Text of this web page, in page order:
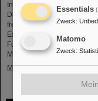
Informationsstand im
Darmstadt. Die Nachfrage
frequentiert. Die großen und
Experimente, mit denen
Fusion zweier Elemente zu
Mitarbeitende standen...
Mehr »
Essentials
Zweck:
Matomo
Zweck: